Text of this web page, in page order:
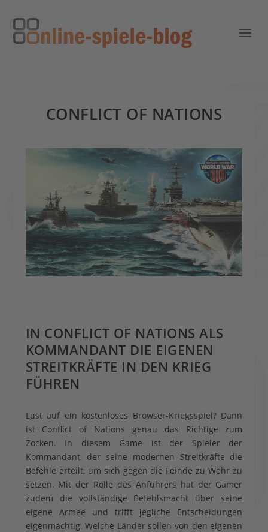
CONFLICT OF NATIONS
IN CONFLICT OF NATIONS ALS
KOMMANDANT DIE EIGENEN
STREITKRÄFTE IN DEN KRIEG
FÜHREN
Lust auf ein kostenloses Browser-Kriegsspiel? Dann
ist Conflict of Nations genau das Richtige zum
Zocken. In diesem Game ist der Spieler der
Kommandant, der seine modernen Streitkräfte die
Befehle erteilt, um sich gegen die Feinde zu Wehr zu
setzen. Mit der Rolle des Anführers hat der Gamer
zudem die vollständige Befehlsmacht über seine
eigene Armee und trifft jegliche Entscheidungen
eigenmächtig. Welche Länder sollen von den eigenen